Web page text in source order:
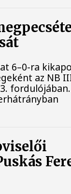
6–0-ra
az NB